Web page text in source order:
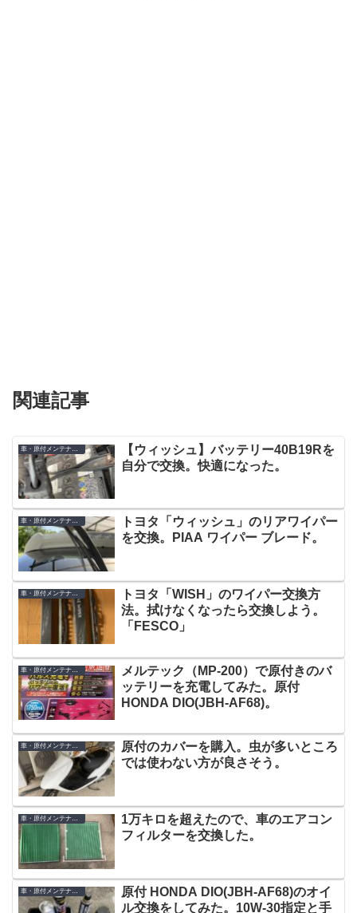
関連記事
【ウィッシュ】バッテリー40B19Rを
自分で交換。快適になった。
車・原付メンテナンス
トヨタ「ウィッシュ」のリアワイパー
を交換。PIAA ワイパー ブレード。
車・原付メンテナンス
トヨタ「WISH」のワイパー交換方
法。拭けなくなったら交換しよう。
「FESCO」
車・原付メンテナンス
メルテック（MP-200）で原付きのバ
ッテリーを充電してみた。原付
HONDA DIO(JBH-AF68)。
車・原付メンテナンス
原付のカバーを購入。虫が多いところ
では使わない方が良さそう。
車・原付メンテナンス
1万キロを超えたので、車のエアコン
フィルターを交換した。
車・原付メンテナンス
原付 HONDA DIO(JBH-AF68)のオイ
ル交換をしてみた。10W-30指定と手